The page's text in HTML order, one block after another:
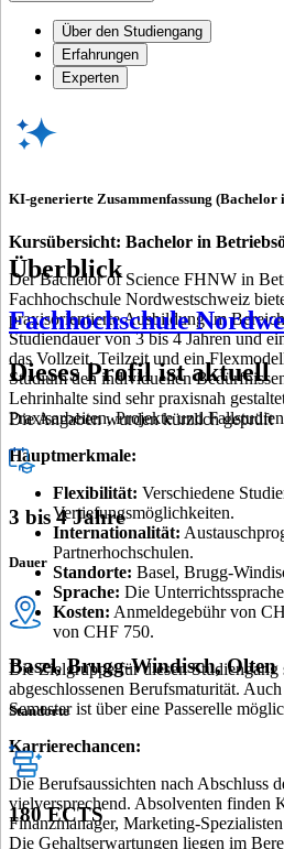
Über den Studiengang
Erfahrungen
Experten
KI-generierte Zusammenfassung (Bachelor
Kursübersicht: Bachelor in
Der Bachelor of Science FHNW in
Fachhochschule Nordwestschweiz
praxisorientierte Ausbildung im
Studiendauer von 3 bis 4 Jahren und
das Vollzeit, Teilzeit und ein
Studium den individuellen
Lehrinhalte sind sehr praxisnah
Praxisarbeiten, Projekte und
Hauptmerkmale:
Flexibilität: Verschiedene
Vertiefungsmöglichkeiten.
Internationalität:
Partnerhochschulen.
Standorte: Basel, Brugg-
Sprache: Die
Kosten: Anmeldegebühr von
von CHF 750.
Die Zielgruppe für diesen Studiengang
abgeschlossenen Berufsmaturität.
Semester ist über eine Passerelle
Karrierechancen:
Die Berufsaussichten nach Abschluss
vielversprechend. Absolventen finden
Finanzmanager, Marketing-
Die Gehaltserwartungen liegen im
Überblick
Fachhochschule
Dieses Profil ist aktuell
Die Angaben wurden kürzlich geprüft
3 bis 4 Jahre
Dauer
Basel, Brugg-Windisch, Olten
Standorte
180 ECTS